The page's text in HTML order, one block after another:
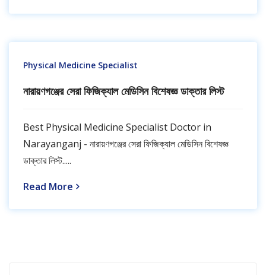
Physical Medicine Specialist
নারায়ণগঞ্জের সেরা ফিজিক্যাল মেডিসিন বিশেষজ্ঞ ডাক্তার লিস্ট
Best Physical Medicine Specialist Doctor in
Narayanganj - নারায়ণগঞ্জের সেরা ফিজিক্যাল মেডিসিন বিশেষজ্ঞ
ডাক্তার লিস্ট.....
Read More